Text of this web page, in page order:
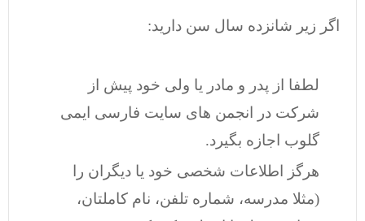
اگر زیر شانزده سال سن دارید:
لطفا از پدر و مادر یا ولی خود پیش از
شرکت در انجمن های سایت فارسی ایمی
گلوب اجازه بگیرد.
هرگز اطلاعات شخصی خود یا دیگران را
(مثلا مدرسه، شماره تلفن، نام کاملتان،